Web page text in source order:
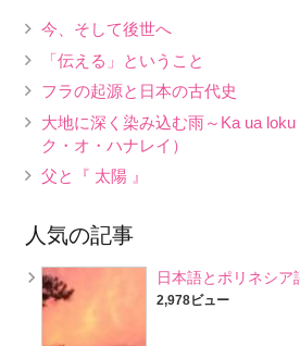
今、そして後世へ
「伝える」ということ
フラの起源と日本の古代史
大地に深く染み込む雨～Ka ua loku
ク・オ・ハナレイ）
父と『 太陽 』
人気の記事
日本語とポリネシア
2,978ビュー